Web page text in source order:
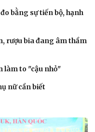
bằng sự tiến bộ, hạnh
rượu bia đang âm thầm
làm to "cậu nhỏ"
nữ cần biết